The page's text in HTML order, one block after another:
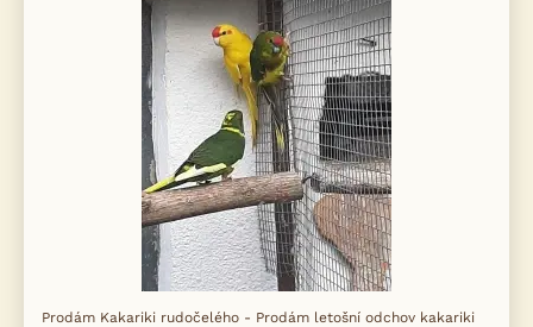
Prodám Kakariki rudočelého - Prodám letošní odchov kakariki